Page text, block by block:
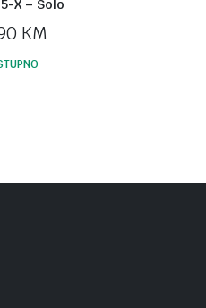
X – Solo
KM